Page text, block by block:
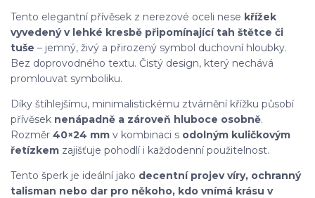
Tento elegantní přívěsek z nerezové oceli nese křížek
vyvedený v lehké kresbě připomínající tah štětce či
tuše – jemný, živý a přirozený symbol duchovní hloubky.
Bez doprovodného textu. Čistý design, který nechává
promlouvat symboliku.
Díky štíhlejšímu, minimalistickému ztvárnění křížku působí
přívěsek nenápadně a zároveň hluboce osobně.
Rozměr 40×24 mm v kombinaci s odolným kuličkovým
řetízkem zajišťuje pohodlí i každodenní použitelnost.
Tento šperk je ideální jako decentní projev víry, ochranný
talisman nebo dar pro někoho, kdo vnímá krásu v